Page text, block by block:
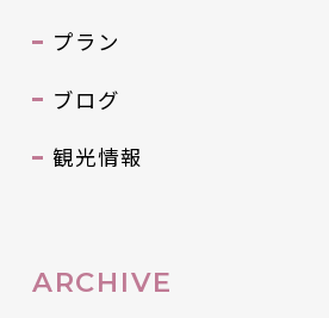
プラン
ブログ
観光情報
ARCHIVE